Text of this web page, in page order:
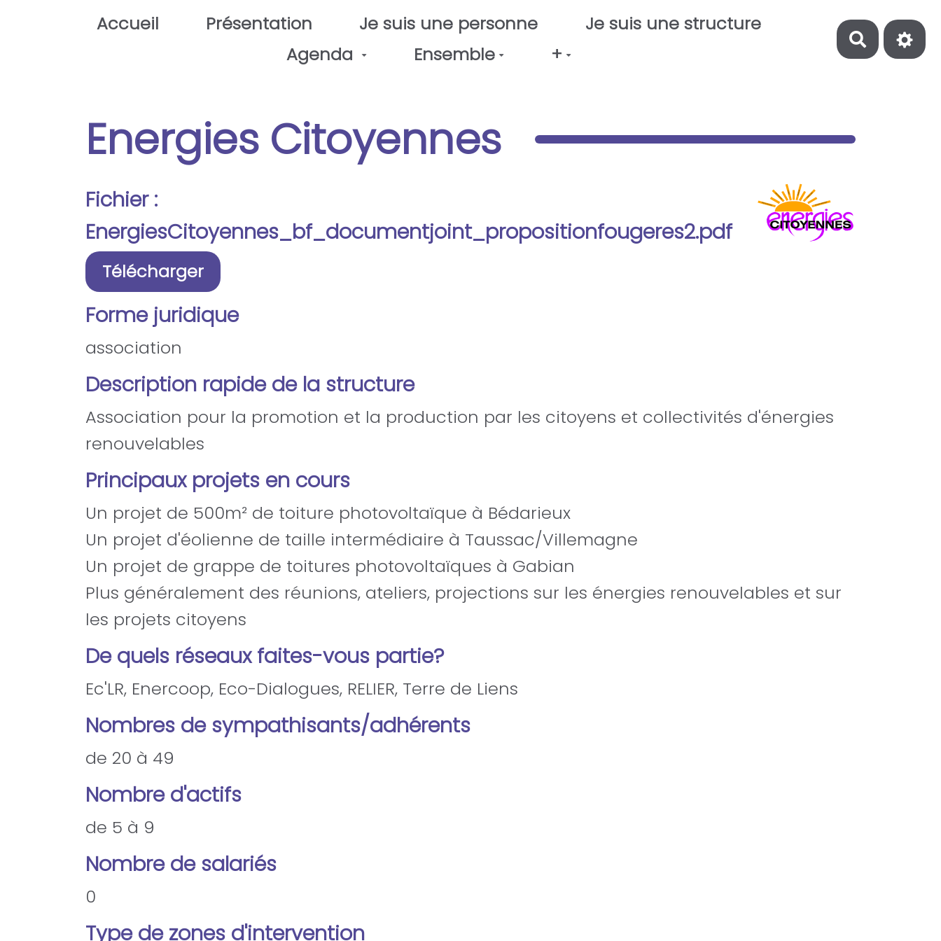
Aller au contenu principal
Accueil Présentation Je suis une personne
Je suis une structure
Agenda
Ensemble +
Energies Citoyennes
Fichier :
EnergiesCitoyennes_bf_documentjoint_propositionfougeres2.pdf
Télécharger
Forme juridique
association
Description rapide de la structure
Association pour la promotion et la production par les citoyens et collectivités d'énergies
renouvelables
Principaux projets en cours
Un projet de 500m² de toiture photovoltaïque à Bédarieux
Un projet d'éolienne de taille intermédiaire à Taussac/Villemagne
Un projet de grappe de toitures photovoltaïques à Gabian
Plus généralement des réunions, ateliers, projections sur les énergies renouvelables et sur
les projets citoyens
De quels réseaux faites-vous partie?
Ec'LR, Enercoop, Eco-Dialogues, RELIER, Terre de Liens
Nombres de sympathisants/adhérents
de 20 à 49
Nombre d'actifs
de 5 à 9
Nombre de salariés
0
Type de zones d'intervention